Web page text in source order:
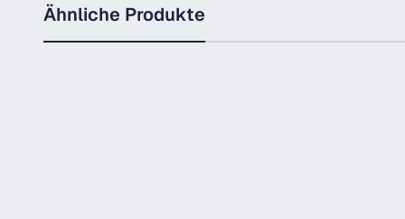
Ähnliche Produkte